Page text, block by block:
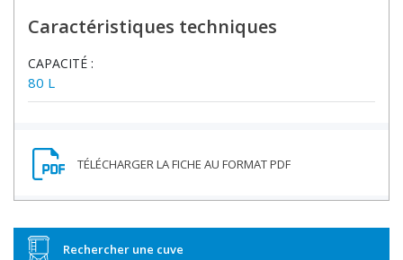
Rechercher une cuve
Caractéristiques techniques
CAPACITÉ :
80 L